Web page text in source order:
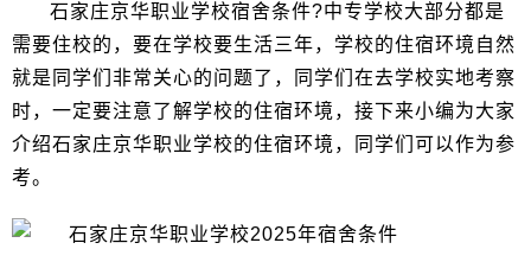
石家庄京华职业学校宿舍条件?中专学校大部分都是
需要住校的，要在学校要生活三年，学校的住宿环境自然
就是同学们非常关心的问题了，同学们在去学校实地考察
时，一定要注意了解学校的住宿环境，接下来小编为大家
介绍石家庄京华职业学校的住宿环境，同学们可以作为参
考。